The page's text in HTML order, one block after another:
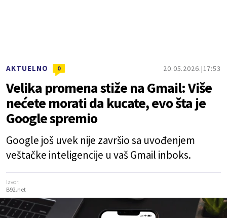
AKTUELNO 0 20.05.2026. 17:53
Velika promena stiže na Gmail: Više
nećete morati da kucate, evo šta je
Google spremio
Google još uvek nije završio sa uvođenjem
veštačke inteligencije u vaš Gmail inboks.
Izvor:
B92.net